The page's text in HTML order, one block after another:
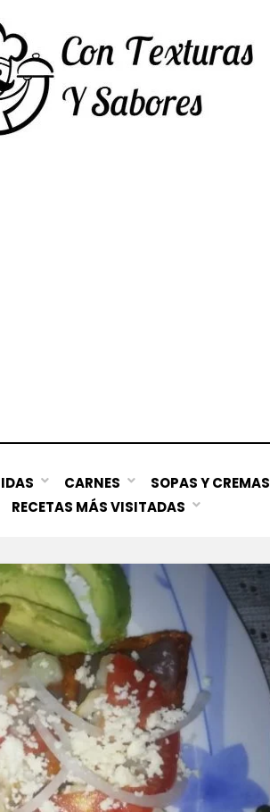
CARNES SOPAS Y CREMAS
RECETAS MÁS VISITADAS